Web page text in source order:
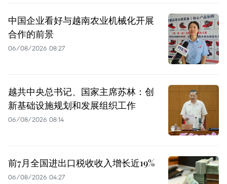
中国企业看好与越南农业机械化开展
合作的前景
06/08/2026 08:27
越共中央总书记、国家主席苏林：创
新基础设施规划和发展组织工作
06/08/2026 08:14
前7月全国进出口税收收入增长近19%
06/08/2026 04:27